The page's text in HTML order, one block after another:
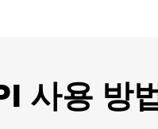
사용 방